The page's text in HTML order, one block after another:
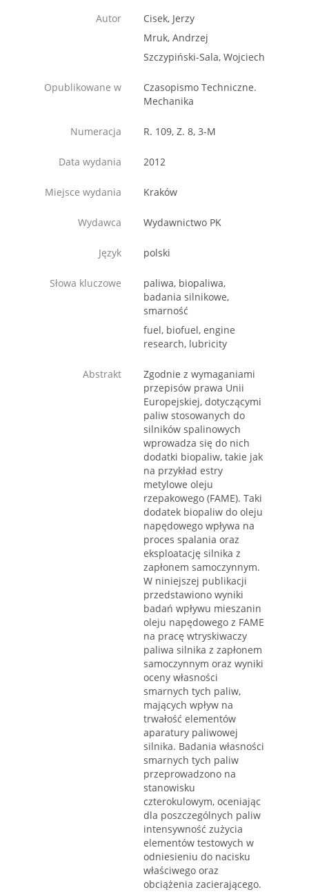
Autor
Cisek, Jerzy
Mruk, Andrzej
Szczypiński-Sala, Wojciech
Opublikowane w
Czasopismo Techniczne.
Mechanika
Numeracja R. 109, Z. 8, 3-M
Data wydania 2012
Miejsce wydania Kraków
Wydawca Wydawnictwo PK
Język polski
Słowa kluczowe
paliwa, biopaliwa,
badania silnikowe,
smarność
fuel, biofuel, engine
research, lubricity
Abstrakt
Zgodnie z wymaganiami
przepisów prawa Unii
Europejskiej, dotyczącymi
paliw stosowanych do
silników spalinowych
wprowadza się do nich
dodatki biopaliw, takie jak
na przykład estry
metylowe oleju
rzepakowego (FAME). Taki
dodatek biopaliw do oleju
napędowego wpływa na
proces spalania oraz
eksploatację silnika z
zapłonem samoczynnym.
W niniejszej publikacji
przedstawiono wyniki
badań wpływu mieszanin
oleju napędowego z FAME
na pracę wtryskiwaczy
paliwa silnika z zapłonem
samoczynnym oraz wyniki
oceny własności
smarnych tych paliw,
mających wpływ na
trwałość elementów
aparatury paliwowej
silnika. Badania własności
smarnych tych paliw
przeprowadzono na
stanowisku
czterokulowym, oceniając
dla poszczególnych paliw
intensywność zużycia
elementów testowych w
odniesieniu do nacisku
właściwego oraz
obciążenia zacierającego.